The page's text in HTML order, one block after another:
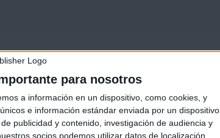
para nosotros
a información en un dispositivo, como cookies, y
e información estándar enviada por un dispositivo
publicidad y contenido, investigación de audiencia y
socios podemos utilizar datos de localización